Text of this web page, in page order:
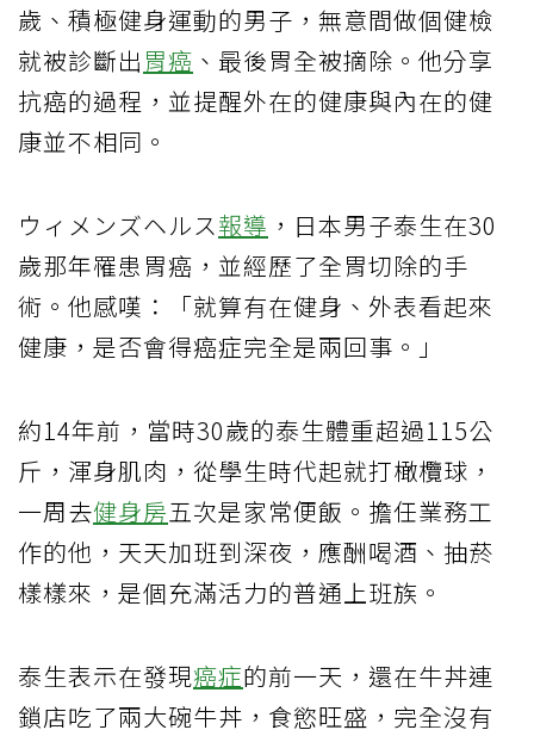
歲、積極健身運動的男子，無意間做個健檢
就被診斷出 胃癌 、最後胃全被摘除。他分享
抗癌的過程，並提醒外在的健康與內在的健
康並不相同。
ウィメンズヘルス報導 ，日本男子泰生在30
歲那年罹患胃癌，並經歷了全胃切除的手
術。他感嘆：「就算有在健身、外表看起來
健康，是否會得癌症完全是兩回事。」
約14年前，當時30歲的泰生體重超過115公
斤，渾身肌肉，從學生時代起就打橄欖球，
一周去健身房五次是家常便飯。擔任業務工
作的他，天天加班到深夜，應酬喝酒、抽菸
樣樣來，是個充滿活力的普通上班族。
泰生表示在發現癌症的前一天，還在牛丼連
鎖店吃了兩大碗牛丼，食慾旺盛，完全沒有